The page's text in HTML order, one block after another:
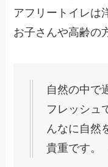
アフリートイレは
お子さんや高齢の
自然の中で
フレッシュ
んなに自然
貴重です。